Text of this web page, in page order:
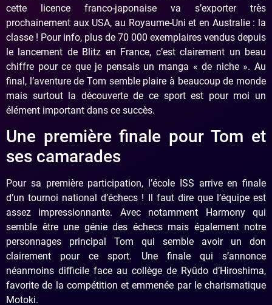
cette licence franco-japonaise va s’exporter très
prochainement aux USA, au Royaume-Uni et en Australie : la
classe ! Pour info, plus de 70 000 exemplaires vendus depuis
le lancement de Blitz en France, c’est clairement un beau
chiffre pour ce que je pensais un manga « de niche ». Au
final, l’aventure de Tom semble plaire à beaucoup de monde
mais surtout la découverte de ce sport est pour moi un
élément important dans ce succès.
Une première finale pour Tom et
ses camarades
Pour sa première participation, l’école ISS arrive en finale
d’un tournoi national d’échecs ! Il faut dire que l’équipe est
assez impressionnante. Avec notamment Harmony qui
semble être une génie des échecs mais également notre
personnages principal Tom qui semble avoir un don
clairement pour ce sport. Une finale qui s’annonce
néanmoins difficile face au collège de Ryûdo d’Hiroshima,
favorite de la compétition et emmenée par le charismatique
Motoki.